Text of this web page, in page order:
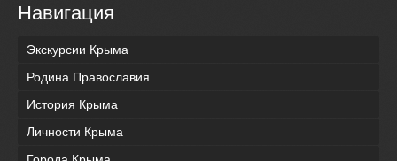
Навигация
Экскурсии Крыма
Родина Православия
История Крыма
Личности Крыма